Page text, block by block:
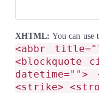
XHTML: You can use
<abbr
<blockquote
datetime="">
<strike>